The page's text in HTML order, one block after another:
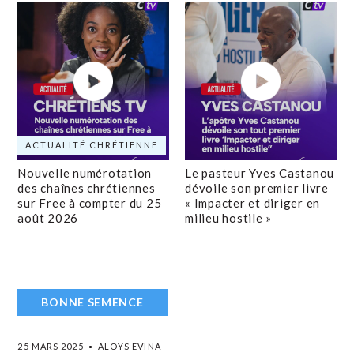
ACTUALITÉ CHRÉTIENNE
Nouvelle numérotation
des chaînes chrétiennes
sur Free à compter du 25
août 2026
Le pasteur Yves Castanou
dévoile son premier livre
« Impacter et diriger en
milieu hostile »
BONNE SEMENCE
25 MARS 2025 ALOYS EVINA